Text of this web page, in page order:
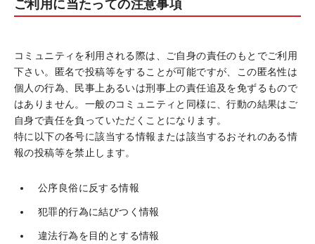
ご利用に当たっての注意事項
コミュニティを利用される際は、ご自身の責任のもとでご利用
下さい。匿名で投稿等をすることが可能ですが、この匿名性は
個人の行為、民事上あるいは刑事上の責任追及を免ずるもので
はありません。一般のコミュニティと同様に、行動の結果はご
自身で責任を負っていただくことになります。
特に以下の各号に該当する情報または該当するおそれのある情
報の投稿等を禁止します。
公序良俗に反する情報
犯罪的行為に結びつく情報
違法行為を目的とする情報